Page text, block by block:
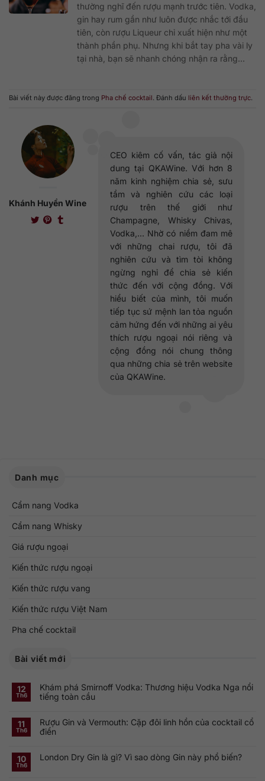
thường nghĩ đến rượu mạnh trước tiên. Vodka,
gin hay rum gần như luôn được nhắc tới đầu
tiên, còn rượu Liqueur chỉ xuất hiện như một
thành phần phụ. Nhưng khi bắt tay pha vài ly
tại nhà, bạn sẽ nhanh chóng nhận ra rằng...
Bài viết này được đăng trong Pha chế cocktail. Đánh dấu liên kết thường trực.
Khánh Huyền Wine
CEO kiêm cố vấn, tác giả nội
dung tại QKAWine. Với hơn 8
năm kinh nghiệm chia sẻ, sưu
tầm và nghiên cứu các loại
rượu trên thế giới như
Champagne, Whisky Chivas,
Vodka,... Nhờ có niềm đam mê
với những chai rượu, tôi đã
nghiên cứu và tìm tòi không
ngừng nghỉ để chia sẻ kiến
thức đến với cộng đồng. Với
hiểu biết của mình, tôi muốn
tiếp tục sứ mệnh lan tỏa nguồn
cảm hứng đến với những ai yêu
thích rượu ngoại nói riêng và
cộng đồng nói chung thông
qua những chia sẻ trên website
của QKAWine.
Danh mục
Cẩm nang Vodka
Cẩm nang Whisky
Giá rượu ngoại
Kiến thức rượu ngoại
Kiến thức rượu vang
Kiến thức rượu Việt Nam
Pha chế cocktail
Bài viết mới
12
Th6
Khám phá Smirnoff Vodka: Thương hiệu Vodka Nga nổi
tiếng toàn cầu
bình
luận
ở
Vodka:
11
Th6
Rượu Gin và Vermouth: Cặp đôi linh hồn của cocktail cổ
điển
bình
luận
10
Th6
London Dry Gin là gì? Vì sao dòng Gin này phổ biến?